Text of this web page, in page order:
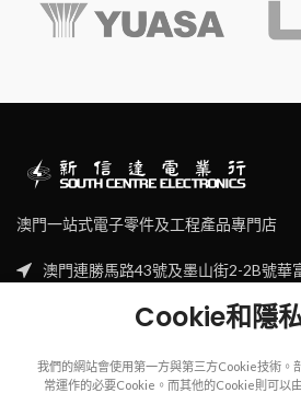
澳門一站式電子零件及工程產品專門店
澳門連勝馬路43號及墨山街2-2B號華
Cookie和隱
我們的網站會使用第一方與第三方Cookie技術。
常運作的必要Cookie。而其他的Cookie則可以